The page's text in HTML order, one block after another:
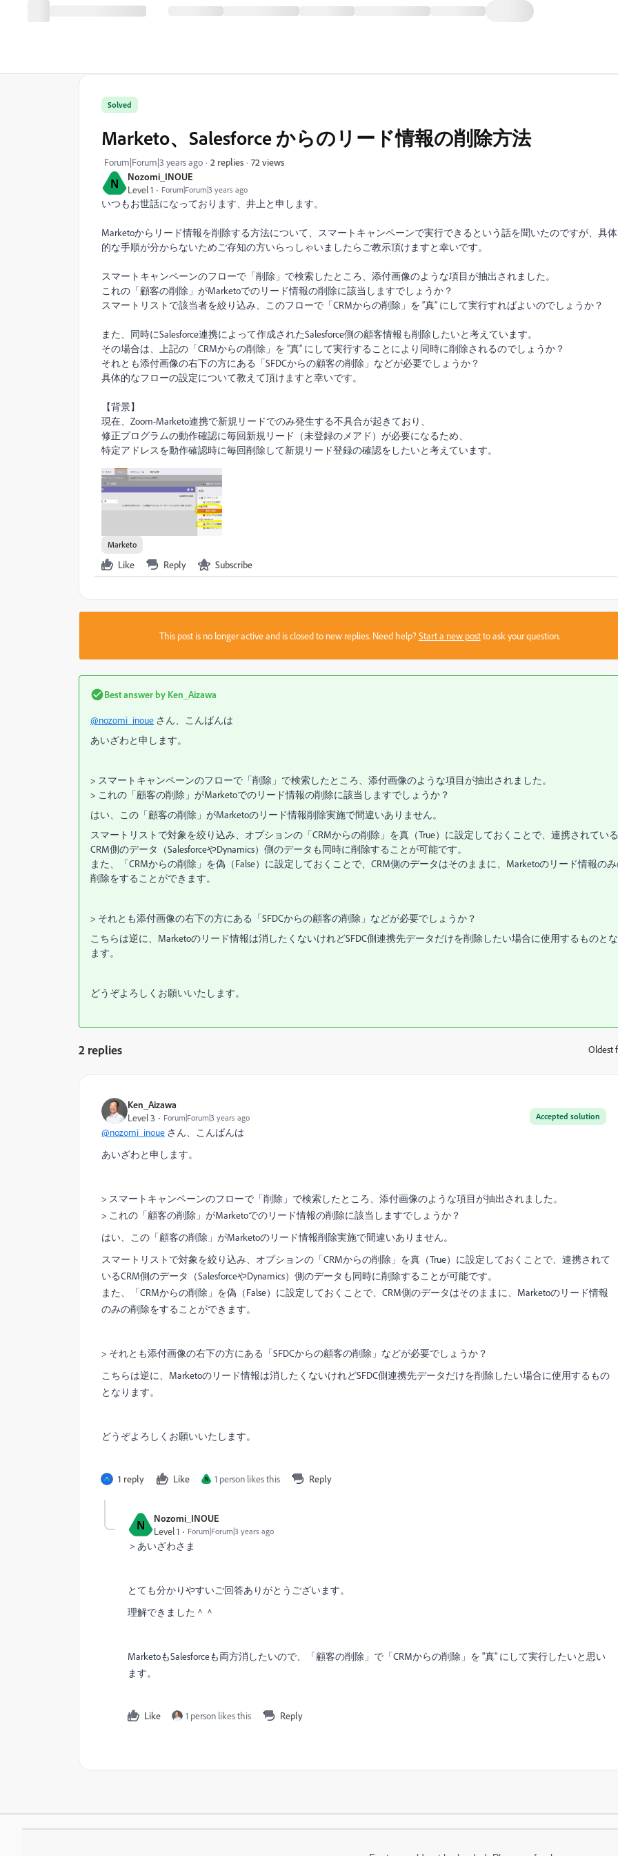
N
Nozomi_INOUE
Level 1
Forum|Forum|3 years ago
Solved
Marketo、Salesforce からのリード情報の削除方法
Forum|Forum|3 years ago 2 replies 72 views
いつもお世話になっております、井上と申します。
Marketoからリード情報を削除する方法について、スマートキャンペーンで実行できるという話を聞いたのですが、具体
的な手順が分からないためご存知の方いらっしゃいましたらご教示頂けますと幸いです。
スマートキャンペーンのフローで「削除」で検索したところ、添付画像のような項目が抽出されました。
これの「顧客の削除」がMarketoでのリード情報の削除に該当しますでしょうか？
スマートリストで該当者を絞り込み、このフローで「CRMからの削除」を ”真” にして実行すればよいのでしょうか？
また、同時にSalesforce連携によって作成されたSalesforce側の顧客情報も削除したいと考えています。
その場合は、上記の「CRMからの削除」を ”真” にして実行することにより同時に削除されるのでしょうか？
それとも添付画像の右下の方にある「SFDCからの顧客の削除」などが必要でしょうか？
具体的なフローの設定について教えて頂けますと幸いです。
【背景】
現在、Zoom-Marketo連携で新規リードでのみ発生する不具合が起きており、
修正プログラムの動作確認に毎回新規リード（未登録のメアド）が必要になるため、
特定アドレスを動作確認時に毎回削除して新規リード登録の確認をしたいと考えています。
Marketo
Like Reply Subscribe
This post is no longer active and is closed to new replies. Need help?Start a new postto ask your question.
Best answer by Ken_Aizawa
@nozomi_inoue さん、こんばんは
あいざわと申します。
> スマートキャンペーンのフローで「削除」で検索したところ、添付画像のような項目が抽出されました。
> これの「顧客の削除」がMarketoでのリード情報の削除に該当しますでしょうか？
はい、この「顧客の削除」がMarketoのリード情報削除実施で間違いありません。
スマートリストで対象を絞り込み、オプションの 「CRMからの削除」を真（True）に設定しておくことで、連携されている
CRM側のデータ（SalesforceやDynamics）側のデータも同時に削除することが可能です。
また、「CRMからの削除」を偽（False）に設定しておくことで、CRM側のデータはそのままに、Marketoのリード情報の
削除をすることができます。
> それとも添付画像の右下の方にある「SFDCからの顧客の削除」などが必要でしょうか？
こちらは逆に、Marketoのリード情報は消したくないけれどSFDC側連携先データだけを削除したい場合に使用するものと
ます。
どうぞよろしくお願いいたします。
2 replies Oldest
Ken_Aizawa
Accepted solution
Level 3 Forum|Forum|3 years ago
@nozomi_inoue さん、こんばんは
あいざわと申します。
> スマートキャンペーンのフローで「削除」で検索したところ、添付画像のような項目が抽出されました。
> これの「顧客の削除」がMarketoでのリード情報の削除に該当しますでしょうか？
はい、この「顧客の削除」がMarketoのリード情報削除実施で間違いありません。
スマートリストで対象を絞り込み、オプションの 「CRMからの削除」を真（True）に設定しておくことで、連携されて
いるCRM側のデータ（SalesforceやDynamics）側のデータも同時に削除することが可能です。
また、「CRMからの削除」を偽（False）に設定しておくことで、CRM側のデータはそのままに、Marketoのリード情報
のみの削除をすることができます。
> それとも添付画像の右下の方にある「SFDCからの顧客の削除」などが必要でしょうか？
こちらは逆に、Marketoのリード情報は消したくないけれどSFDC側連携先データだけを削除したい場合に使用するもの
となります。
どうぞよろしくお願いいたします。
1 reply Like N 1 person likes this Reply
N
Nozomi_INOUE
Level 1
Forum|Forum|3 years ago
＞あいざわさま
とても分かりやすいご回答ありがとうございます。
理解できました＾＾
MarketoもSalesforceも両方消したいので、「顧客の削除」で「CRMからの削除」を "真" にして実行したいと思い
ます。
Like 1 person likes this Reply